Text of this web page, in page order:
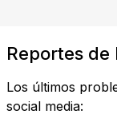
Reportes de
Los últimos
social media: